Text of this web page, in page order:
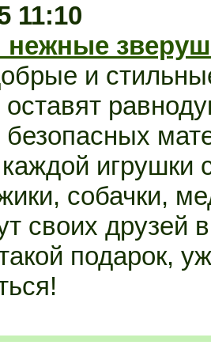
11:10
нежные
и
оставят
игрушки
собачки,
своих друзей
подарок,